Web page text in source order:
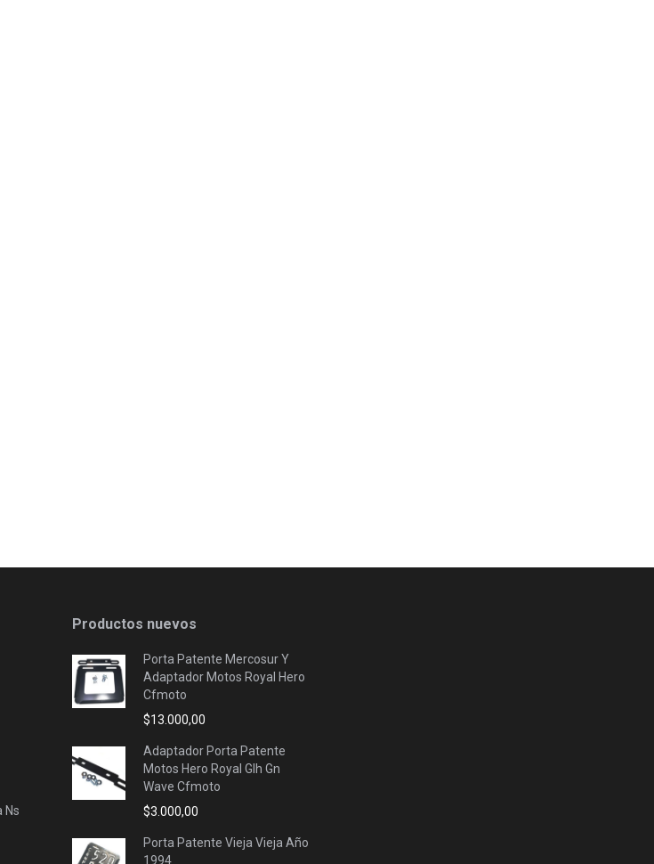
Ns
Productos nuevos
Porta Patente Mercosur Y
Adaptador Motos Royal Hero
Cfmoto
$13.000,00
Adaptador Porta Patente
Motos Hero Royal Glh Gn
Wave Cfmoto
$3.000,00
Porta Patente Vieja Vieja Año
1994